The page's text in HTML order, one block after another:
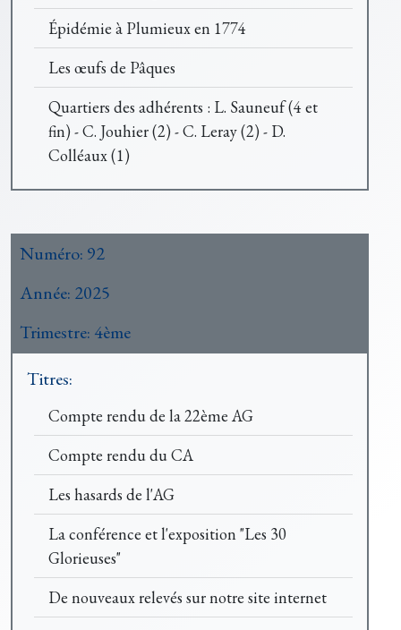
Épidémie à Plumieux en 1774
Les œufs de Pâques
Quartiers des adhérents : L. Sauneuf (4 et
fin) - C. Jouhier (2) - C. Leray (2) - D.
Colléaux (1)
Numéro: 92
Année: 2025
Trimestre: 4ème
Titres:
Compte rendu de la 22ème AG
Compte rendu du CA
Les hasards de l'AG
La conférence et l'exposition "Les 30
Glorieuses"
De nouveaux relevés sur notre site internet